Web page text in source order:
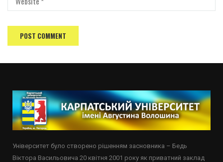
Університет було створено рішенням засновника – Бедь
Віктора Васильовича 20 квітня 2001 року як приватний заклад